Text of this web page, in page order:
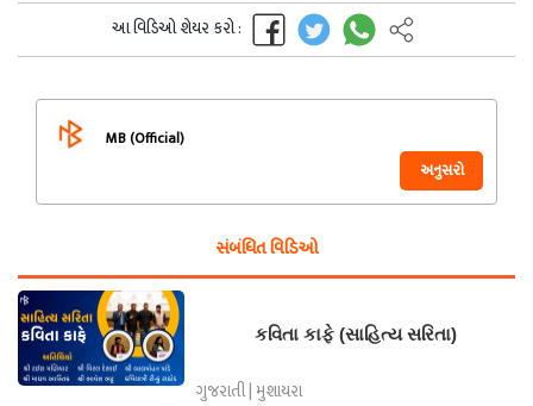
આ વિડિઓ શેયર કરો :
MB (Official)
અનુસરો
સંબંધિત વિડિઓ
કવિતા કાફે (સાહિત્ય સરિતા)
ગુજરાતી | મુશાયરા